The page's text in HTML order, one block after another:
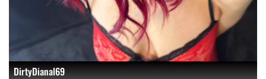
DirtyDianal69